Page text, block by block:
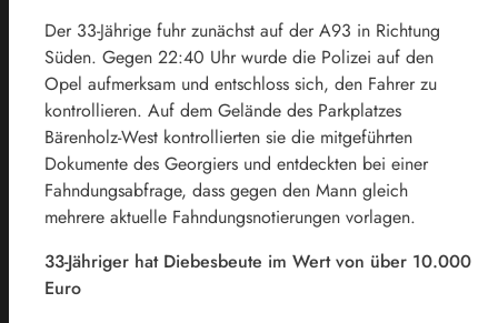
Der 33-Jährige fuhr zunächst auf der A93 in Richtung
Süden. Gegen 22:40 Uhr wurde die Polizei auf den
Opel aufmerksam und entschloss sich, den Fahrer zu
kontrollieren. Auf dem Gelände des Parkplatzes
Bärenholz-West kontrollierten sie die mitgeführten
Dokumente des Georgiers und entdeckten bei einer
Fahndungsabfrage, dass gegen den Mann gleich
mehrere aktuelle Fahndungsnotierungen vorlagen.
33-Jähriger hat Diebesbeute im Wert von über 10.000
Euro